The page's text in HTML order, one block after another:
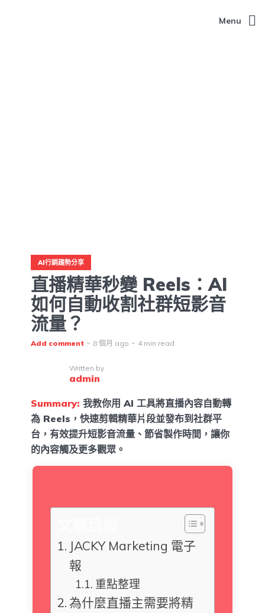
Menu
AI行銷趨勢分享
直播精華秒變 Reels：AI
如何自動收割社群短影音
流量？
Add comment 8 個月 ago 4 min read
Written by
admin
Summary: 我教你用 AI 工具將直播內容自動轉
為 Reels，快速剪輯精華片段並發布到社群平
台，有效提升短影音流量、節省製作時間，讓你
的內容觸及更多觀眾。
JACKY Marketing 電子
報
重點整理
為什麼直播主需要將精